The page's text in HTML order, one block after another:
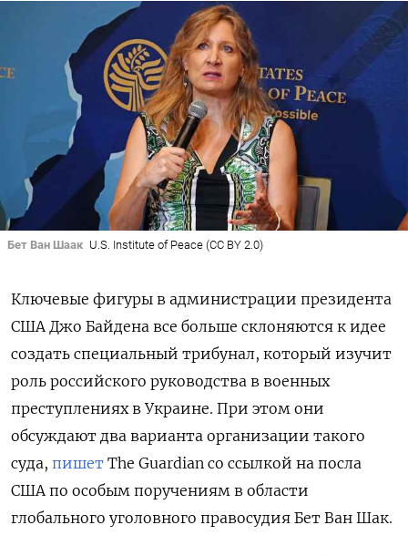
Бет Ван Шаак U.S. Institute of Peace (CC BY 2.0)
Ключевые фигуры в администрации президента
США Джо Байдена все больше склоняются к идее
создать специальный трибунал, который изучит
роль российского руководства в военных
преступлениях в Украине. При этом они
обсуждают два варианта организации такого
суда, пишет The Guardian со ссылкой на посла
США по особым поручениям в области
глобального уголовного правосудия Бет Ван Шак.